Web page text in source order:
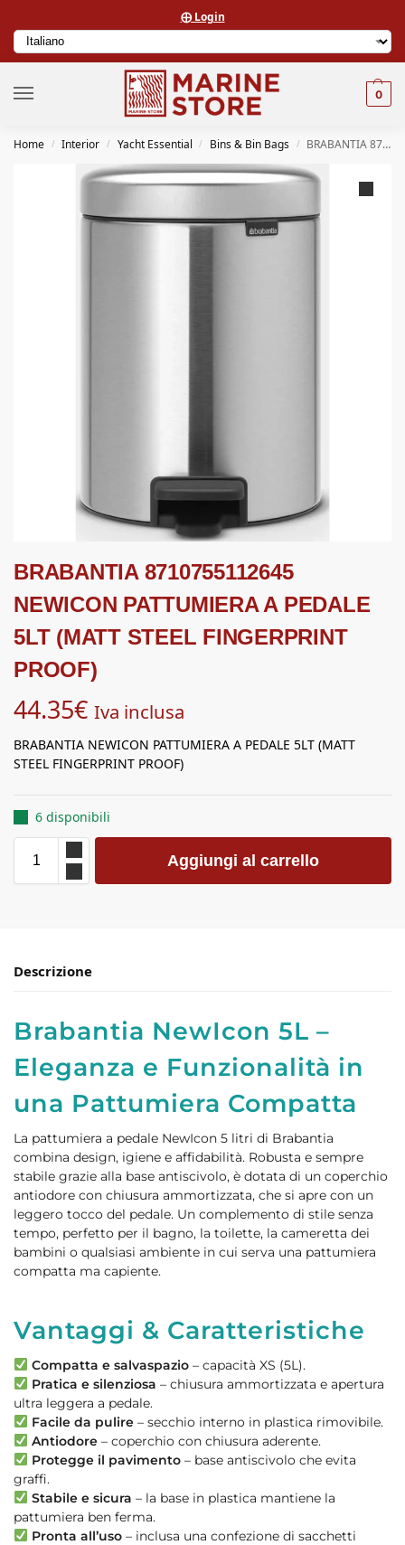
⨁ Login
0
Home / Interior / Yacht Essential / Bins & Bin Bags / BRABANTIA 8710755112645 NEWICON PATTUMIERA A PEDALE 5LT (MATT STEEL FINGERPRINT PROOF)
BRABANTIA 8710755112645
NEWICON PATTUMIERA A PEDALE
5LT (MATT STEEL FINGERPRINT
PROOF)
44.35€ Iva inclusa
BRABANTIA NEWICON PATTUMIERA A PEDALE 5LT (MATT
STEEL FINGERPRINT PROOF)
6 disponibili
Aggiungi al carrello
Descrizione
Brabantia NewIcon 5L –
Eleganza e Funzionalità in
una Pattumiera Compatta
La pattumiera a pedale NewIcon 5 litri di Brabantia
combina design, igiene e affidabilità. Robusta e sempre
stabile grazie alla base antiscivolo, è dotata di un coperchio
antiodore con chiusura ammortizzata, che si apre con un
leggero tocco del pedale. Un complemento di stile senza
tempo, perfetto per il bagno, la toilette, la cameretta dei
bambini o qualsiasi ambiente in cui serva una pattumiera
compatta ma capiente.
Vantaggi & Caratteristiche
Compatta e salvaspazio– capacità XS (5L).
Pratica e silenziosa – chiusura ammortizzata e apertura
ultra leggera a pedale.
Facile da pulire– secchio interno in plastica rimovibile.
Antiodore– coperchio con chiusura aderente.
Protegge il pavimento– base antiscivolo che evita
graffi.
Stabile e sicura – la base in plastica mantiene la
pattumiera ben ferma.
Pronta all’uso– inclusa una confezione di sacchetti